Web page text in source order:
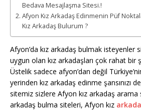
Bedava Mesajlaşma Sitesi.!
Afyon Kız Arkadaş Edinmenin Püf
Kız Arkadaş Bulurum ?
Afyon’da kız arkadaş bulmak isteyenler
uygun olan kız arkadaşları çok rahat bir
Üstelik sadece afyon’dan değil
yerinden kız arkadaş edinme şansınızı
sitemiz sizlere Afyon kız arkadaş arama
arkadaş bulma siteleri, Afyon kız